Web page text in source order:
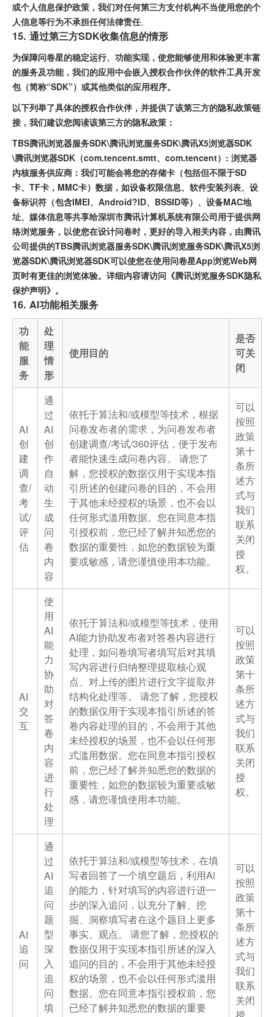
或个人信息保护政策，我们对任何第三方支付机构不当使用您的个
人信息等行为不承担任何法律责任。
15. 通过第三方SDK收集信息的情形
为保障问卷星的稳定运行、功能实现，使您能够使用和体验更丰富
的服务及功能，我们的应用中会嵌入授权合作伙伴的软件工具开发
包（简称“SDK”）或其他类似的应用程序。
以下列举了具体的授权合作伙伴，并提供了该第三方的隐私政策链
接，我们建议您阅读该第三方的隐私政策：
TBS腾讯浏览器服务SDK\腾讯浏览服务SDK\腾讯X5浏览器SDK
\腾讯浏览器SDK（com.tencent.smtt、com.tencent）: 浏览器
内核服务供应商：我们可能会将您的存储卡（包括但不限于SD
卡、TF卡，MMC卡）数据，如设备权限信息、软件安装列表、设
备标识符（包含IMEI、Android?ID、BSSID等）、设备MAC地
址、媒体信息等共享给深圳市腾讯计算机系统有限公司用于提供网
络浏览服务，以使您在设计问卷时，更好的导入相关内容，由腾讯
公司提供的TBS腾讯浏览器服务SDK\腾讯浏览服务SDK\腾讯X5浏
览器SDK\腾讯浏览器SDK可以使您在使用问卷星App浏览Web网
页时有更佳的浏览体验。详细内容请访问《腾讯浏览服务SDK隐私
保护声明》。
16. AI功能相关服务
功
能
服
务
处
理
情
形
使用目的
是否
可关
闭
AI
创
建
调
查/
考
试/
评
估
通
过
AI
创
作
自
动
生
成
问
卷
内
容
依托于算法和/或模型等技术，根据
问卷发布者的需求，为问卷发布者
创建调查/考试/360评估，便于发布
者能快速生成问卷内容。 请您了
解，您授权的数据仅用于实现本指
引所述的创建问卷的目的，不会用
于其他未经授权的场景，也不会以
任何形式滥用数据。您在同意本指
引授权前，您已经了解并知悉您的
数据的重要性，如您的数据较为重
要或敏感，请您谨慎使用本功能。
可以
按照
政策
第十
条所
述方
式与
我们
联系
关闭
授
权。
AI
交
互
使
用
AI
能
力
协
助
对
答
卷
内
容
进
行
处
理
依托于算法和/或模型等技术，使用
AI能力协助发布者对答卷内容进行
处理，如问卷填写者填写后对其填
写内容进行归纳整理提取核心观
点、对上传的图片进行文字提取并
结构化处理等。 请您了解，您授权
的数据仅用于实现本指引所述的答
卷内容处理的目的，不会用于其他
未经授权的场景，也不会以任何形
式滥用数据。您在同意本指引授权
前，您已经了解并知悉您的数据的
重要性，如您的数据较为重要或敏
感，请您谨慎使用本功能。
可以
按照
政策
第十
条所
述方
式与
我们
联系
关闭
授
权。
AI
追
问
通
过
AI
追
问
题
型
深
入
追
问
填
依托于算法和/或模型等技术，在填
写者回答了一个填空题后，利用Ai
的能力，针对填写的内容进行进一
步的深入追问，以充分了解、挖
掘、洞察填写者在这个题目上更多
事实、观点。 请您了解，您授权的
数据仅用于实现本指引所述的深入
追问的目的，不会用于其他未经授
权的场景，也不会以任何形式滥用
数据。您在同意本指引授权前，您
已经了解并知悉您的数据的重要
可以
按照
政策
第十
条所
述方
式与
我们
联系
关闭